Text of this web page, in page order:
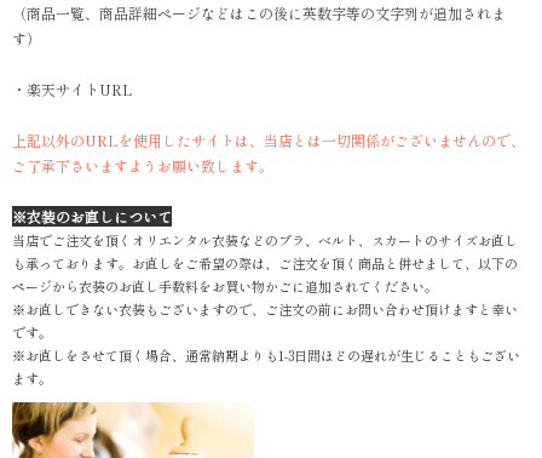
（商品一覧、商品詳細ページなどはこの後に英数字等の文字列が追加されま
す）
・楽天サイトURL
上記以外のURLを使用したサイトは、当店とは一切関係がございませんので、
ご了承下さいますようお願い致します。
※衣装のお直しについて
当店でご注文を頂くオリエンタル衣装などのブラ、ベルト、スカートのサイズお直し
も承っております。お直しをご希望の際は、ご注文を頂く商品と併せまして、以下の
ページから衣装のお直し手数料をお買い物かごに追加されてください。
※お直しできない衣装もございますので、ご注文の前にお問い合わせ頂けますと幸い
です。
※お直しをさせて頂く場合、通常納期よりも1-3日間ほどの遅れが生じることもござい
ます。